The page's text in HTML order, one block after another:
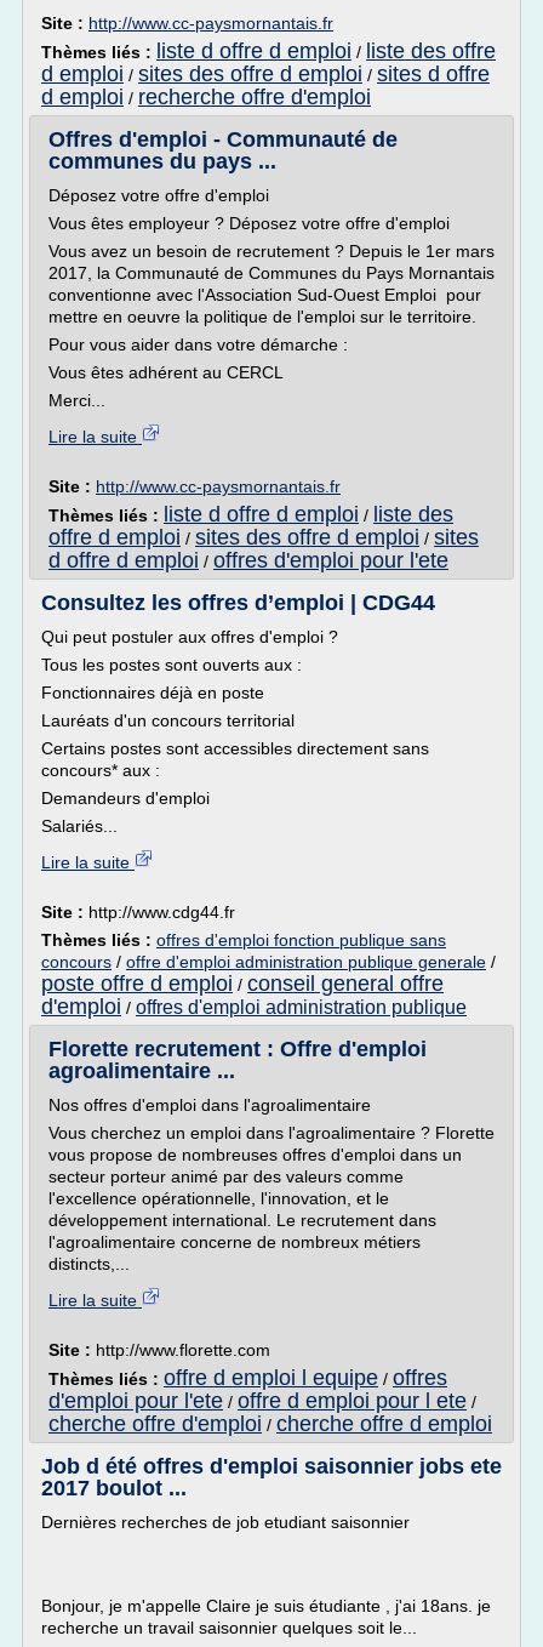
Site : http://www.cc-paysmornantais.fr
Thèmes liés :
liste d offre d emploi / liste des offre
d emploi / sites des offre d emploi / sites d offre
d emploi / recherche offre d'emploi
Offres d'emploi - Communauté de
communes du pays ...
Déposez votre offre d'emploi
Vous êtes employeur ? Déposez votre offre d'emploi
Vous avez un besoin de recrutement ? Depuis le 1er mars
2017, la Communauté de Communes du Pays Mornantais
conventionne avec l'Association Sud-Ouest Emploi pour
mettre en oeuvre la politique de l'emploi sur le territoire.
Pour vous aider dans votre démarche :
Vous êtes adhérent au CERCL
Merci...
Lire la suite
Site : http://www.cc-paysmornantais.fr
Thèmes liés :
liste d offre d emploi / liste des
offre d emploi / sites des offre d emploi / sites
d offre d emploi / offres d'emploi pour l'ete
Consultez les offres d’emploi | CDG44
Qui peut postuler aux offres d'emploi ?
Tous les postes sont ouverts aux :
Fonctionnaires déjà en poste
Lauréats d'un concours territorial
Certains postes sont accessibles directement sans
concours* aux :
Demandeurs d'emploi
Salariés...
Lire la suite
Site : http://www.cdg44.fr
Thèmes liés : offres d'emploi fonction publique sans
concours / offre d'emploi administration publique generale /
poste offre d emploi / conseil general offre
d'emploi / offres d'emploi administration publique
Florette recrutement : Offre d'emploi
agroalimentaire ...
Nos offres d'emploi dans l'agroalimentaire
Vous cherchez un emploi dans l'agroalimentaire ? Florette
vous propose de nombreuses offres d'emploi dans un
secteur porteur animé par des valeurs comme
l'excellence opérationnelle, l'innovation, et le
développement international. Le recrutement dans
l'agroalimentaire concerne de nombreux métiers
distincts,...
Lire la suite
Site : http://www.florette.com
Thèmes liés : offre d emploi l equipe / offres
d'emploi pour l'ete / offre d emploi pour l ete /
cherche offre d'emploi / cherche offre d emploi
Job d été offres d'emploi saisonnier jobs ete
2017 boulot ...
Dernières recherches de job etudiant saisonnier
Bonjour, je m'appelle Claire je suis étudiante , j'ai 18ans. je
recherche un travail saisonnier quelques soit le...